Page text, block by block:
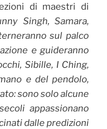
di maestri di
Singh, Samara,
sul palco
e guideranno
Sibille, I Ching,
e del pendolo,
sono solo alcune
appassionano
dalle predizioni